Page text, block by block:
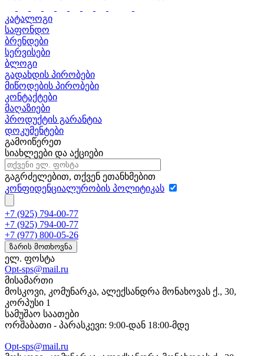
კატალოგი
საფონდო
ბრენდები
სერვისები
ბლოგი
გადახდის პირობები
მიწოდების პირობები
კონტაქტები
მაღაზიები
პროდუქტის გარანტია
დოკუმენტები
გამოიწერეთ
სიახლეები და აქციები
გაგრძელებით, თქვენ ეთანხმებით
კონფიდენციალურობის პოლიტიკას
+7 (925) 794-00-77
+7 (925) 794-00-77
+7 (977) 800-05-26
ზარის მოთხოვნა
ელ. ფოსტა
Opt-sps@mail.ru
მისამართი
მოსკოვი, კომუნარკა, ალექსანდრა მონახოვას ქ., 30,
კორპუსი 1
სამუშაო საათები
ორშაბათი - პარასკევი: 9:00-დან 18:00-მდე
Opt-sps@mail.ru